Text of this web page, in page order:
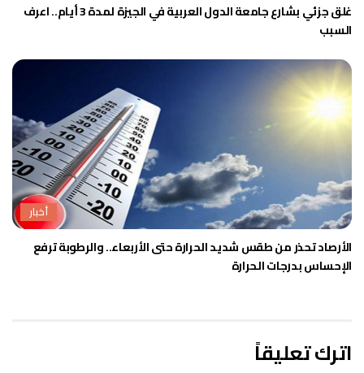
غلق جزئي بشارع جامعة الدول العربية في الجيزة لمدة 3 أيام.. اعرف
السبب
أخبار
الأرصاد تحذر من طقس شديد الحرارة حتى الأربعاء.. والرطوبة ترفع
الإحساس بدرجات الحرارة
اترك تعليقاً